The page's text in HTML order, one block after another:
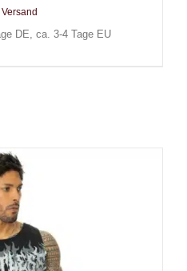
Versand
DE, ca. 3-4 Tage EU